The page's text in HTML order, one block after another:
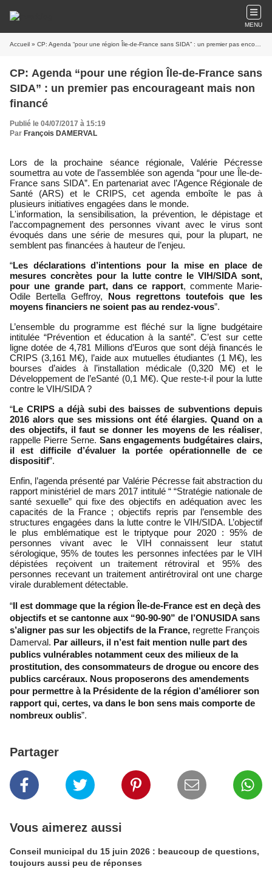
MENU
Accueil » CP: Agenda “pour une région Île-de-France sans SIDA” : un premier pas encourageant mais non financé
CP: Agenda “pour une région Île-de-France sans
SIDA” : un premier pas encourageant mais non
financé
Publié le 04/07/2017 à 15:19
Par François DAMERVAL
Lors de la prochaine séance régionale, Valérie Pécresse
soumettra au vote de l’assemblée son agenda “pour une Île-de-
France sans SIDA”. En partenariat avec l’Agence Régionale de
Santé (ARS) et le CRIPS, cet agenda emboîte le pas à
plusieurs initiatives engagées dans le monde.
L'information, la sensibilisation, la prévention, le dépistage et
l’accompagnement des personnes vivant avec le virus sont
évoqués dans une série de mesures qui, pour la plupart, ne
semblent pas financées à hauteur de l’enjeu.
“Les déclarations d’intentions pour la mise en place de
mesures concrètes pour la lutte contre le VIH/SIDA sont,
pour une grande part, dans ce rapport, commente Marie-
Odile Bertella Geffroy,
Nous regrettons toutefois que les
moyens financiers ne soient pas au rendez-vous”.
L’ensemble du programme est fléché sur la ligne budgétaire
intitulée “Prévention et éducation à la santé”. C’est sur cette
ligne dotée de 4,781 Millions d’Euros que sont déjà financés le
CRIPS (3,161 M€), l’aide aux mutuelles étudiantes (1 M€), les
bourses d’aides à l’installation médicale (0,320 M€) et le
Développement de l’eSanté (0,1 M€). Que reste-t-il pour la lutte
contre le VIH/SIDA ?
“Le CRIPS a déjà subi des baisses de subventions depuis
2016 alors que ses missions ont été élargies. Quand on a
des objectifs, il faut se donner les moyens de les réaliser,
rappelle Pierre Serne. Sans engagements budgétaires clairs,
il est difficile d’évaluer la portée opérationnelle de ce
dispositif”.
Enfin, l’agenda présenté par Valérie Pécresse fait abstraction du
rapport ministériel de mars 2017 intitulé “ “Stratégie nationale de
santé sexuelle” qui fixe des objectifs en adéquation avec les
capacités de la France ; objectifs repris par l’ensemble des
structures engagées dans la lutte contre le VIH/SIDA. L’objectif
le plus emblématique est le triptyque pour 2020 : 95% de
personnes vivant avec le VIH connaissent leur statut
sérologique, 95% de toutes les personnes infectées par le VIH
dépistées reçoivent un traitement rétroviral et 95% des
personnes recevant un traitement antirétroviral ont une charge
virale durablement détectable.
“ Il est dommage que la région Île-de-France est en deçà des
objectifs et se cantonne aux “90-90-90” de l’ONUSIDA sans
s’aligner pas sur les objectifs de la France, regrette François
Damerval. Par ailleurs, il n’est fait mention nulle part des
publics vulnérables notamment ceux des milieux de la
prostitution, des consommateurs de drogue ou encore des
publics carcéraux. Nous proposerons des amendements
pour permettre à la Présidente de la région d’améliorer son
rapport qui, certes, va dans le bon sens mais comporte de
nombreux oublis”.
Partager
Vous aimerez aussi
Conseil municipal du 15 juin 2026 : beaucoup de questions,
toujours aussi peu de réponses